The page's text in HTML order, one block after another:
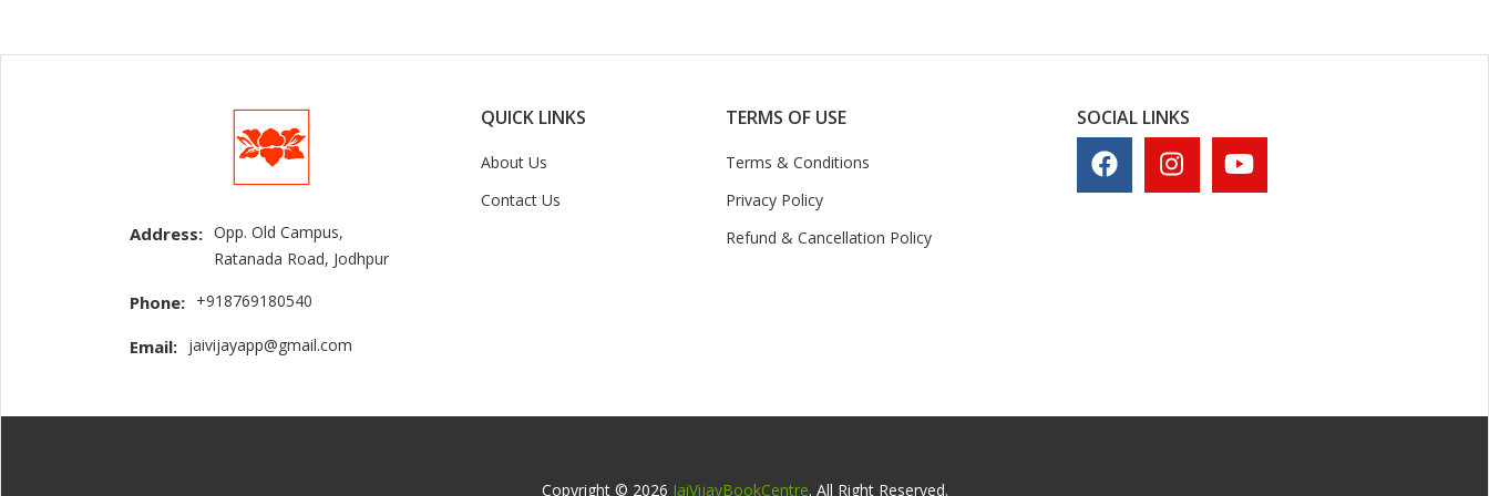
Address: Opp. Old Campus,
Ratanada Road, Jodhpur
Phone: +918769180540
Email: jaivijayapp@gmail.com
QUICK LINKS
About Us
Contact Us
TERMS OF USE
Terms & Conditions
Privacy Policy
Refund & Cancellation Policy
SOCIAL LINKS
Copyright © 2026 JaiVijayBookCentre. All Right Reserved.